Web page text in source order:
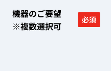
機器のご要望
※複数選択可
必須